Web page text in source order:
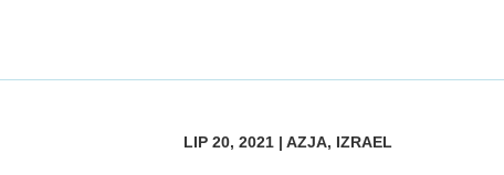
LIP 20, 2021 |AZJA, IZRAEL